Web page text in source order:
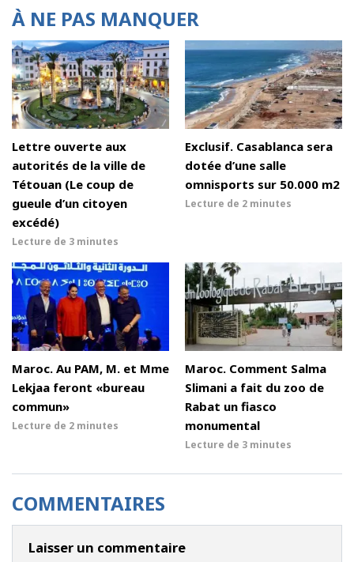
À NE PAS MANQUER
Lettre ouverte aux
autorités de la ville de
Tétouan (Le coup de
gueule d’un citoyen
excédé)
Lecture de 3 minutes
Exclusif. Casablanca sera
dotée d’une salle
omnisports sur 50.000 m2
Lecture de 2 minutes
Maroc. Au PAM, M. et Mme
Lekjaa feront «bureau
commun»
Lecture de 2 minutes
Maroc. Comment Salma
Slimani a fait du zoo de
Rabat un fiasco
monumental
Lecture de 3 minutes
COMMENTAIRES
Laisser un commentaire